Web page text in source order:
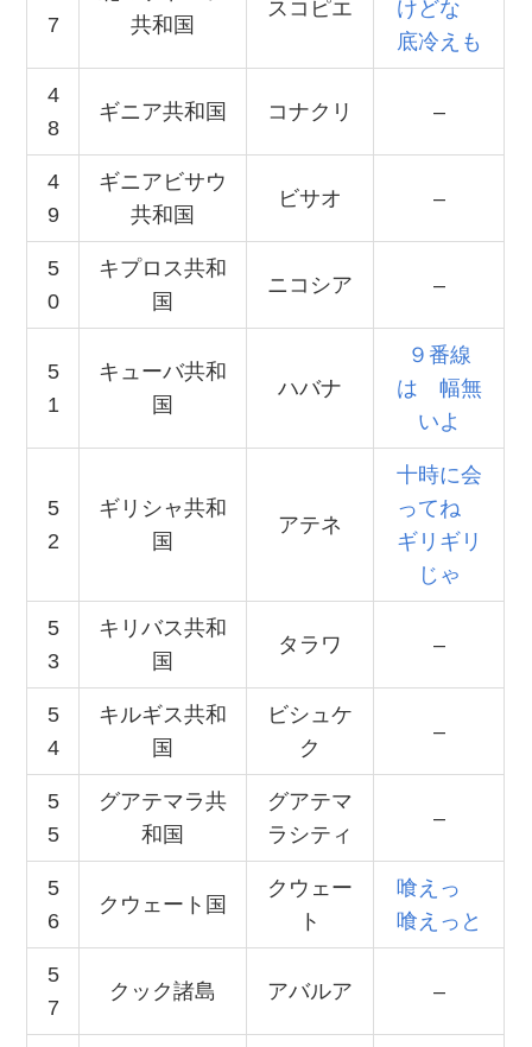
7
共和国
スコピエ
けどな
底冷えも
4
8
ギニア共和国 コナクリ –
4
9
ギニアビサウ
共和国
ビサオ –
5
0
キプロス共和
国
ニコシア –
5
1
キューバ共和
国
ハバナ
９番線
は 幅無
いよ
5
2
ギリシャ共和
国
アテネ
十時に会
ってね
ギリギリ
じゃ
5
3
キリバス共和
国
タラワ –
5
4
キルギス共和
国
ビシュケ
ク
–
5
5
グアテマラ共
和国
グアテマ
ラシティ
–
5
6
クウェート国
クウェー
ト
喰えっ
喰えっと
5
7
クック諸島 アバルア –